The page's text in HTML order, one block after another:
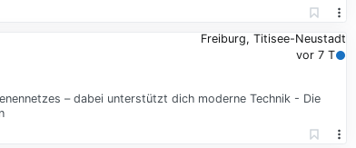
Freiburg, Titisee-Neustadt
vor 7 T
– dabei unterstützt dich moderne Technik - Die